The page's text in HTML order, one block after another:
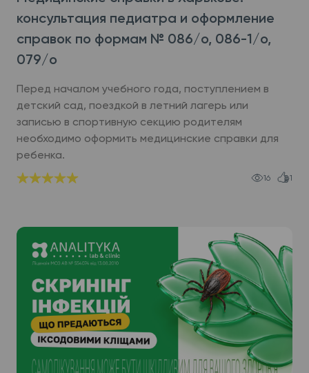
консультация педиатра и оформление
справок по формам № 086/о, 086-1/о,
079/о
Перед началом учебного года, поступлением в
детский сад, поездкой в летний лагерь или
записью в спортивную секцию родителям
необходимо оформить медицинские справки для
ребенка.
16 1